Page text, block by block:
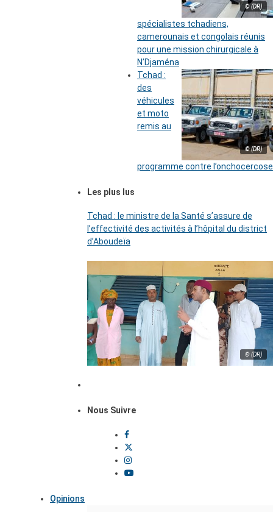
© (DR)
spécialistes tchadiens,
camerounais et congolais réunis
pour une mission chirurgicale à
N’Djaména
© (DR)
Tchad :
des
véhicules
et moto
remis au
programme contre l’onchocercose
Les plus lus
Tchad : le ministre de la Santé s’assure de
l’effectivité des activités à l’hôpital du district
d’Aboudeïa
© (DR)
Nous Suivre
Opinions